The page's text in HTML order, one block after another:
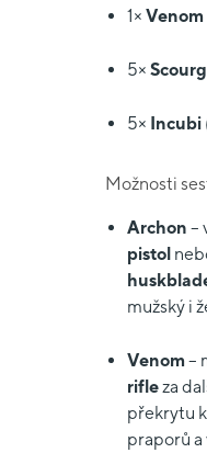
1× Venom
5×
5× Incubi
Možnosti
Archon –
pistol
mužský i
Venom–
rifleza
překrytu
praporů